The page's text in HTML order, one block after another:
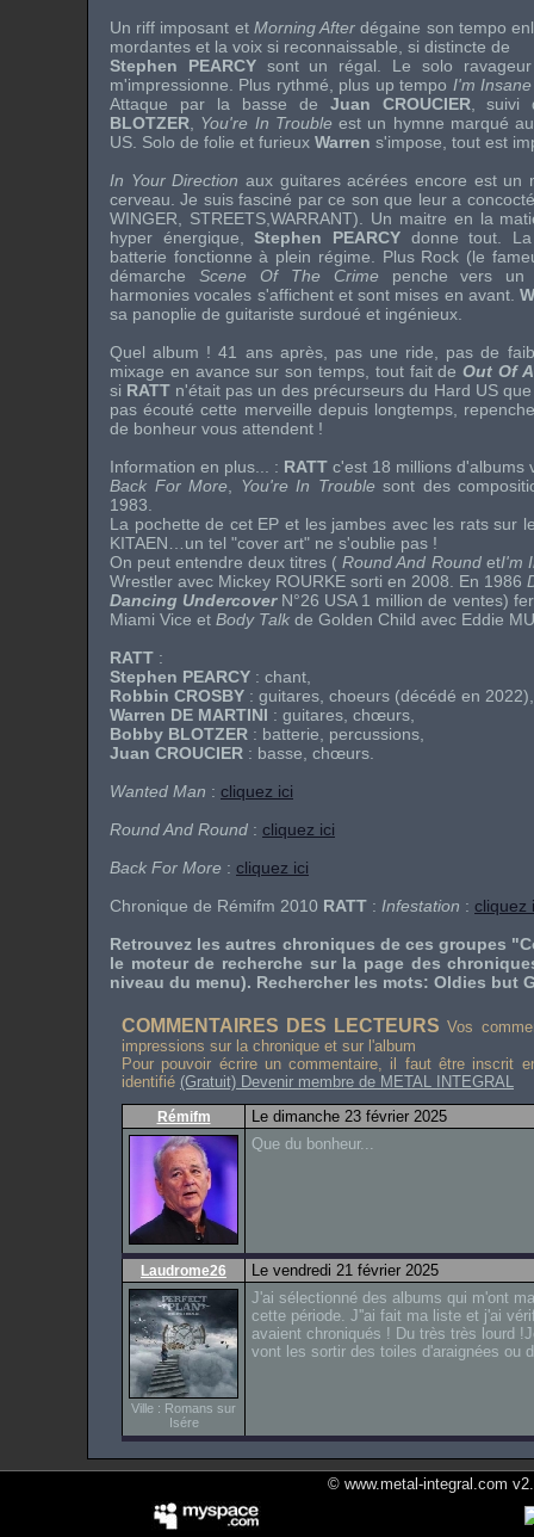
Un riff imposant et Morning After dégaine son tempo
mordantes et la voix si reconnaissable, si distincte de
Stephen PEARCYsont un régal. Le solo
m'impressionne. Plus rythmé, plus up tempo I'm Insane
Attaque par la basse de Juan CROUCIER, suivi
BLOTZER
You're In Trouble est un hymne marqué
US. Solo de folie et furieux Warren s'impose, tout est
In Your Direction aux guitares acérées encore est un
cerveau. Je suis fasciné par ce son que leur a
WINGER
STREETS, WARRANT). Un maitre en la
hyper énergique,Stephen PEARCY donne tout.
batterie fonctionne à plein régime. Plus Rock (le
démarche Scene Of The Crime penche vers un
harmonies vocales s'affichent et sont mises en avant.
sa panoplie de guitariste surdoué et ingénieux.
Quel album ! 41 ans après, pas une ride, pas de
mixage en avance sur son temps, tout fait deOut Of
si RATT n'était pas un des précurseurs du Hard US
pas écouté cette merveille depuis longtemps,
de bonheur vous attendent !
Information en plus... : RATT c'est 18 millions d'albums
Back For More
You're In Trouble sont des
1983.
La pochette de cet EP et les jambes avec les rats sur
KITAEN…un tel "cover art" ne s'oublie pas !
On peut entendre deux titres (Round And RoundetI'm
Wrestler avec Mickey ROURKE sorti en 2008. En 1986
Dancing UndercoverN°26 USA 1 million de ventes)
Miami Vice et Body Talk de Golden Child avec Eddie
RATT :
Stephen PEARCY : chant,
Robbin CROSBY : guitares, choeurs (décédé en 2022),
Warren DE MARTINI : guitares, chœurs,
Bobby BLOTZER : batterie, percussions,
Juan CROUCIER : basse, chœurs.
Wanted Man : cliquez ici
Round And Round : cliquez ici
Back For More : cliquez ici
Chronique de Rémifm 2010 RATT : Infestation : cliquez
Retrouvez les autres chroniques de ces groupes
le moteur de recherche sur la page des
niveau du menu). Rechercher les mots: Oldies but
COMMENTAIRES DES LECTEURS Vos
impressions sur la chronique et sur l'album
Pour pouvoir écrire un commentaire, il faut être inscrit
identifié (Gratuit) Devenir membre de METAL INTEGRAL
Rémifm
Le dimanche 23 février 2025
Que du bonheur...
Laudrome26 Le vendredi 21 février 2025
Ville : Romans sur
Isére
J'ai sélectionné des albums qui m'ont
cette période. J''ai fait ma liste et j'ai
avaient chroniqués ! Du très très lourd
vont les sortir des toiles d'araignées ou
© www.metal-integral.com